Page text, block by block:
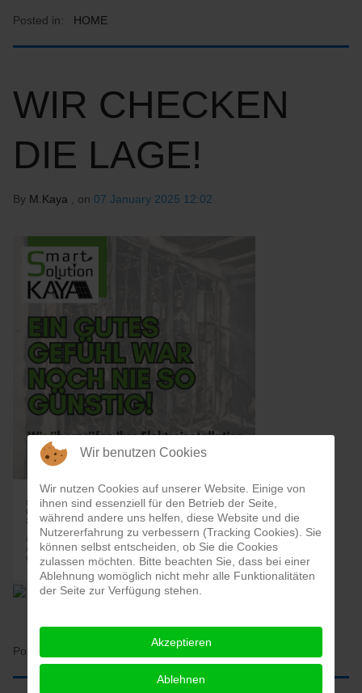
Posted in: HOME
WIR CHECKEN
DIE LAGE!
By M.Kaya , on 07 January 2025 12:02
Posted in:
Wir benutzen Cookies
Wir nutzen Cookies auf unserer Website. Einige von
ihnen sind essenziell für den Betrieb der Seite,
während andere uns helfen, diese Website und die
Nutzererfahrung zu verbessern (Tracking Cookies). Sie
können selbst entscheiden, ob Sie die Cookies
zulassen möchten. Bitte beachten Sie, dass bei einer
Ablehnung womöglich nicht mehr alle Funktionalitäten
der Seite zur Verfügung stehen.
Akzeptieren
Ablehnen